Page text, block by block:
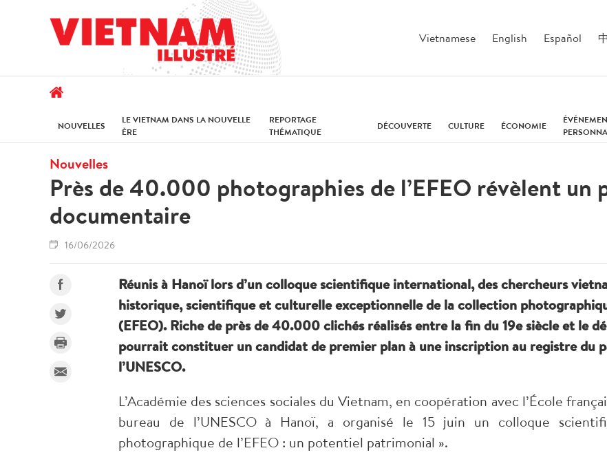
Vietnamese English Español
NOUVELLES
LE VIETNAM DANS LA NOUVELLE
ÈRE
REPORTAGE
THÉMATIQUE
DÉCOUVERTE CULTURE ÉCONOMIE
Nouvelles
Près de 40.000 photographies de l’EFEO révèlent un
documentaire
16/06/2026
Réunis à Hanoï lors d’un colloque scientifique international, des chercheurs
historique, scientifique et culturelle exceptionnelle de la collection
(EFEO). Riche de près de 40.000 clichés réalisés entre la fin du 19e siècle et le
pourrait constituer un candidat de premier plan à une inscription au registre du
l’UNESCO.
L’Académie des sciences sociales du Vietnam, en coopération avec l’École
bureau de l’UNESCO à Hanoï, a organisé le 15 juin un colloque
photographique de l’EFEO : un potentiel patrimonial ».